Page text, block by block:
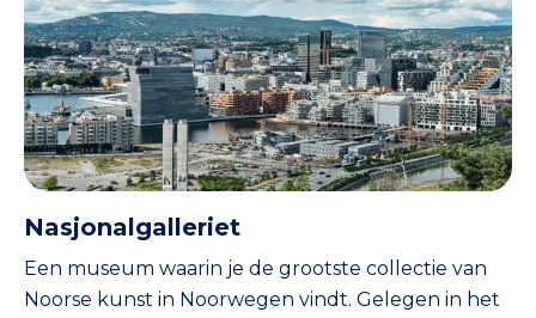
veel meer! In dit museum leer je meer over de
winnaars van de Nobelpri
Nasjonalgalleriet
Een museum waarin je de grootste collectie van
Noorse kunst in Noorwegen vindt. Gelegen in het